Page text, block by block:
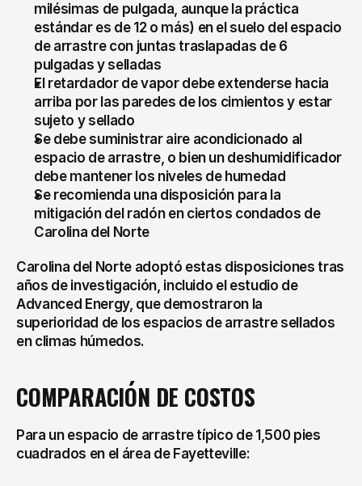
milésimas de pulgada, aunque la práctica
estándar es de 12 o más) en el suelo del espacio
de arrastre con juntas traslapadas de 6
pulgadas y selladas
El retardador de vapor debe extenderse hacia
arriba por las paredes de los cimientos y estar
sujeto y sellado
Se debe suministrar aire acondicionado al
espacio de arrastre, o bien un deshumidificador
debe mantener los niveles de humedad
Se recomienda una disposición para la
mitigación del radón en ciertos condados de
Carolina del Norte
Carolina del Norte adoptó estas disposiciones tras
años de investigación, incluido el estudio de
Advanced Energy, que demostraron la
superioridad de los espacios de arrastre sellados
en climas húmedos.
COMPARACIÓN DE COSTOS
Para un espacio de arrastre típico de 1,500 pies
cuadrados en el área de Fayetteville: